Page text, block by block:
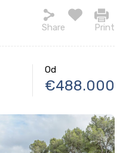
Share Print
Od
€488.000